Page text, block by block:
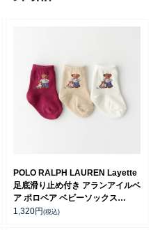
POLO RALPH LAUREN Layette
足底滑り止め付き アランアイルベ
ア ポロベア ベビーソックス
04883175
1,320円 (税込)